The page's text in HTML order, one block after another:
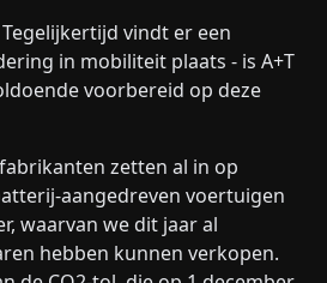
Tegelijkertijd vindt er een
in mobiliteit plaats - is A+T
voorbereid op deze
zetten al in op
aangedreven voertuigen
waarvan we dit jaar al
hebben kunnen verkopen.